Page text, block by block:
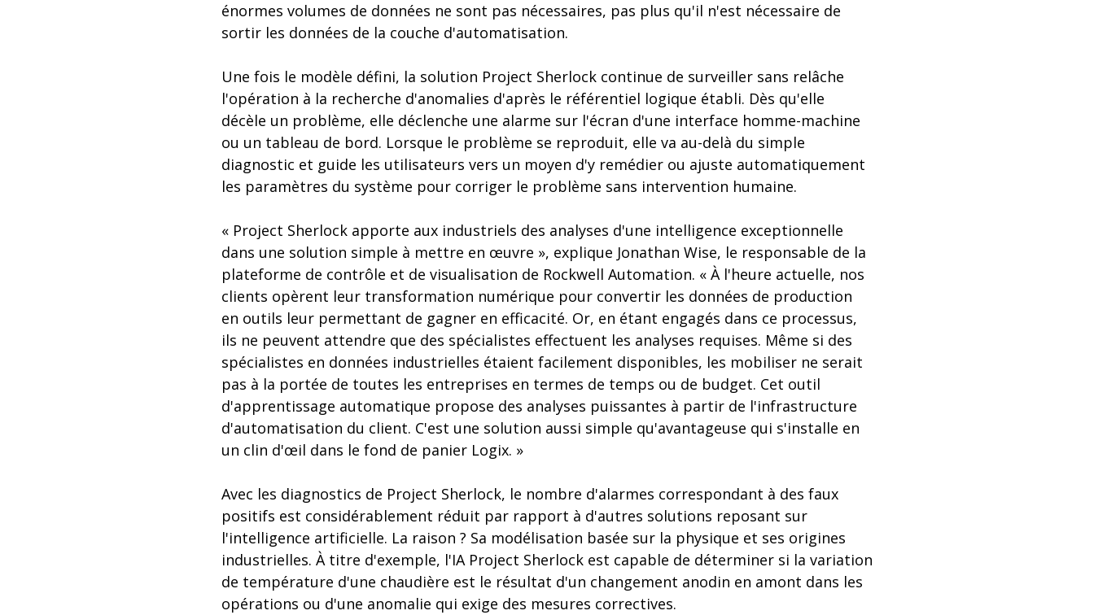
énormes volumes de données ne sont pas nécessaires, pas plus qu'il n'est nécessaire de
sortir les données de la couche d'automatisation.
Une fois le modèle défini, la solution Project Sherlock continue de surveiller sans relâche
l'opération à la recherche d'anomalies d'après le référentiel logique établi. Dès qu'elle
décèle un problème, elle déclenche une alarme sur l'écran d'une interface homme-machine
ou un tableau de bord. Lorsque le problème se reproduit, elle va au-delà du simple
diagnostic et guide les utilisateurs vers un moyen d'y remédier ou ajuste automatiquement
les paramètres du système pour corriger le problème sans intervention humaine.
« Project Sherlock apporte aux industriels des analyses d'une intelligence exceptionnelle
dans une solution simple à mettre en œuvre », explique Jonathan Wise, le responsable de la
plateforme de contrôle et de visualisation de Rockwell Automation. « À l'heure actuelle, nos
clients opèrent leur transformation numérique pour convertir les données de production
en outils leur permettant de gagner en efficacité. Or, en étant engagés dans ce processus,
ils ne peuvent attendre que des spécialistes effectuent les analyses requises. Même si des
spécialistes en données industrielles étaient facilement disponibles, les mobiliser ne serait
pas à la portée de toutes les entreprises en termes de temps ou de budget. Cet outil
d'apprentissage automatique propose des analyses puissantes à partir de l'infrastructure
d'automatisation du client. C'est une solution aussi simple qu'avantageuse qui s'installe en
un clin d'œil dans le fond de panier Logix. »
Avec les diagnostics de Project Sherlock, le nombre d'alarmes correspondant à des faux
positifs est considérablement réduit par rapport à d'autres solutions reposant sur
l'intelligence artificielle. La raison ? Sa modélisation basée sur la physique et ses origines
industrielles. À titre d'exemple, l'IA Project Sherlock est capable de déterminer si la variation
de température d'une chaudière est le résultat d'un changement anodin en amont dans les
opérations ou d'une anomalie qui exige des mesures correctives.